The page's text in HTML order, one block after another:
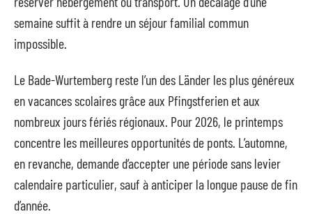
semaine suffit à rendre un séjour familial commun
impossible.
Le Bade-Wurtemberg reste l’un des Länder les plus généreux
en vacances scolaires grâce aux Pfingstferien et aux
nombreux jours fériés régionaux. Pour 2026, le printemps
concentre les meilleures opportunités de ponts. L’automne,
en revanche, demande d’accepter une période sans levier
calendaire particulier, sauf à anticiper la longue pause de fin
d’année.